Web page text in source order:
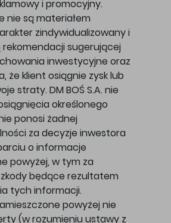
i promocyjny.
nie są materiałem
zindywidualizowany i
sugerującej
inwestycyjne oraz
że klient osiągnie zysk lub
straty. DM BOŚ S.A. nie
określonego
ponosi żadnej
za decyzje inwestora
o informacje
powyżej, w tym za
będące rezultatem
tych informacji.
powyżej nie
(w rozumieniu ustawy z